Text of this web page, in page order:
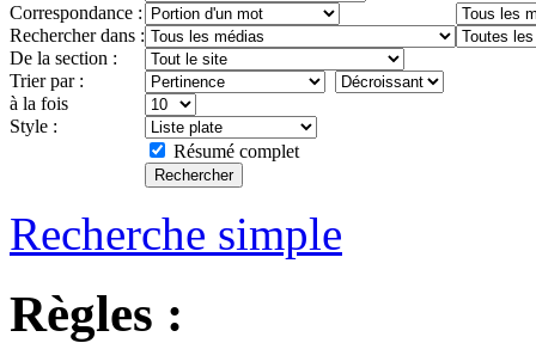
Correspondance :
Rechercher dans :
De la section :
Trier par :
à la fois
Style :
Résumé complet
Recherche simple
Règles :